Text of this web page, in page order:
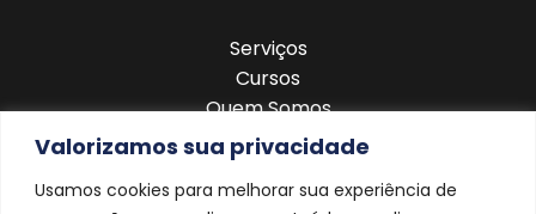
Valorizamos sua privacidade
Usamos cookies para melhorar sua experiência de
Serviços
Cursos
Quem Somos
Blog
Contato